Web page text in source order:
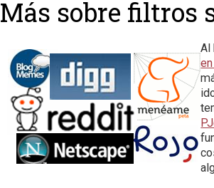
Más sobre filtros
Al